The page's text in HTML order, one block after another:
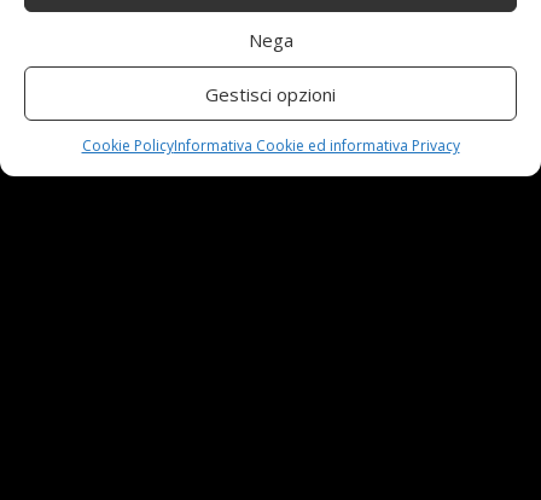
Nega
Gestisci opzioni
Cookie PolicyInformativa Cookie ed informativa Privacy
manutenzione